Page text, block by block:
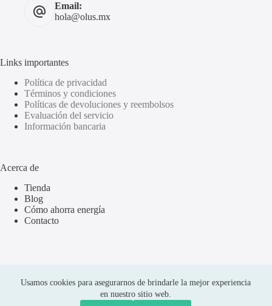
Usamos cookies para asegurarnos de brindarle la mejor experiencia
en nuestro sitio web.
Email:
hola@olus.mx
Links importantes
Política de privacidad
Términos y condiciones
Políticas de devoluciones y reembolsos
Evaluación del servicio
Información bancaria
Acerca de
Tienda
Blog
Cómo ahorra energía
Contacto